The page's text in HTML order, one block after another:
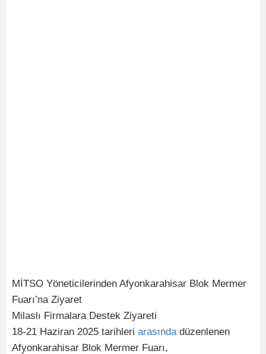
MİTSO Yöneticilerinden Afyonkarahisar Blok Mermer
Fuarı’na Ziyaret
Milaslı Firmalara Destek Ziyareti
18-21 Haziran 2025 tarihleri arasındadüzenlenen
Afyonkarahisar Blok Mermer Fuarı,